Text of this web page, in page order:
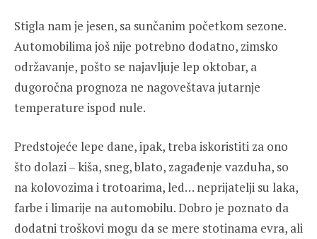
Stigla nam je jesen, sa sunčanim početkom sezone.
Automobilima još nije potrebno dodatno, zimsko
održavanje, pošto se najavljuje lep oktobar, a
dugoročna prognoza ne nagoveštava jutarnje
temperature ispod nule.
Predstojeće lepe dane, ipak, treba iskoristiti za ono
što dolazi – kiša, sneg, blato, zagađenje vazduha, so
na kolovozima i trotoarima, led… neprijatelji su laka,
farbe i limarije na automobilu. Dobro je poznato da
dodatni troškovi mogu da se mere stotinama evra, ali